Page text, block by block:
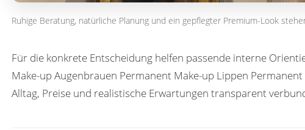
Ruhige Beratung, natürliche Planung und ein gepflegter Premium-Look
Für die konkrete Entscheidung helfen passende interne
Make-up Augenbrauen Permanent Make-up Lippen
Alltag, Preise und realistische Erwartungen transparent